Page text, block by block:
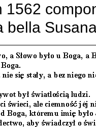
1562
bella